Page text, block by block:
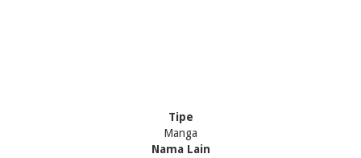
Tipe
Manga
Nama Lain